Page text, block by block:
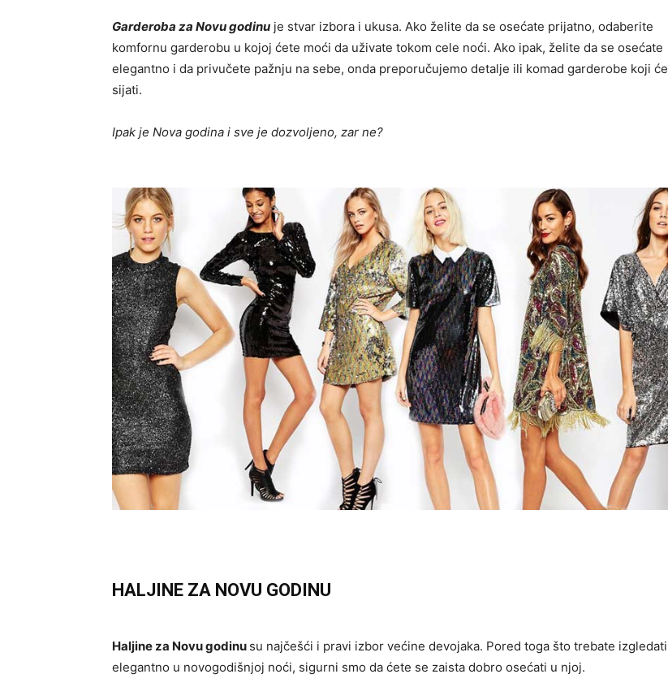
Garderoba za Novu godinu je stvar izbora i ukusa. Ako želite da se osećate prijatno, odaberite
komfornu garderobu u kojoj ćete moći da uživate tokom cele noći. Ako ipak, želite da se osećate
elegantno i da privučete pažnju na sebe, onda preporučujemo detalje ili komad garderobe koji će
sijati.
Ipak je Nova godina i sve je dozvoljeno, zar ne?
HALJINE ZA NOVU GODINU
Haljine za Novu godinu su najčešći i pravi izbor većine devojaka. Pored toga što trebate izgledati
elegantno u novogodišnjoj noći, sigurni smo da ćete se zaista dobro osećati u njoj.